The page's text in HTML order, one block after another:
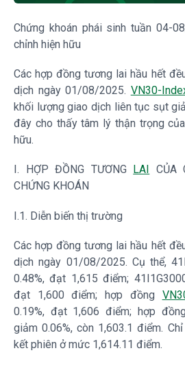
Chứng khoán phái sinh tuần 04-
chỉnh hiện hữu
Các hợp đồng tương lai hầu hết
dịch ngày 01/08/2025. VN30-
khối lượng giao dịch liên tục sụt
đây cho thấy tâm lý thận trọng
hữu.
I. HỢP ĐỒNG TƯƠNG LAI
CỦA
CHỨNG KHOÁN
I.1. Diễn biến thị trường
Các hợp đồng tương lai hầu hết
dịch ngày 01/08/2025. Cụ thể,
0.48%, đạt 1,615 điểm;
đạt 1,600 điểm; hợp đồng
0.19%, đạt 1,606 điểm; hợp
giảm 0.06%, còn 1,603.1 điểm.
kết phiên ở mức 1,614.11 điểm.